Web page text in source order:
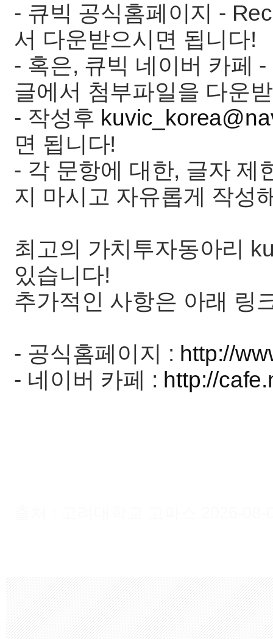
- 큐빅 공식홈페이지 -
서 다운받으시면 됩니다!
- 혹은, 큐빅 네이버 카페
글에서 첨부파일을 다운
- 작성후
면 됩니다!
- 각 문항에 대한, 글자 제
지 마시고 자유롭게 작성
최고의 가치투자동아리
있습니다!
추가적인 사항은 아래 링
- 공식홈페이지 : http://
- 네이버 카페 : http://